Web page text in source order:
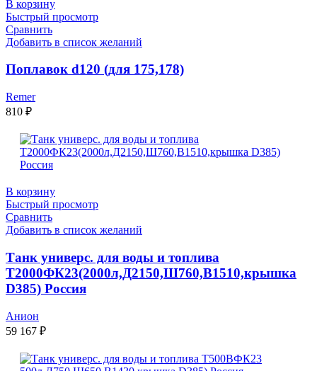
В корзину
Быстрый просмотр
Сравнить
Добавить в список желаний
Поплавок d120 (для 175,178)
Remer
810 ₽
В корзину
Быстрый просмотр
Сравнить
Добавить в список желаний
Танк универс. для воды и топлива
Т2000ФК23(2000л,Д2150,Ш760,В1510,крышка
D385) Россия
Анион
59 167 ₽